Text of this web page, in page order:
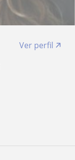
Ver perfil